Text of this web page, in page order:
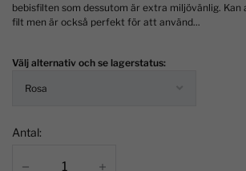
bebisfilten som dessutom är extra miljövänlig. Kan
filt men är också perfekt för att använd...
Välj alternativ och se lagerstatus:
Antal: